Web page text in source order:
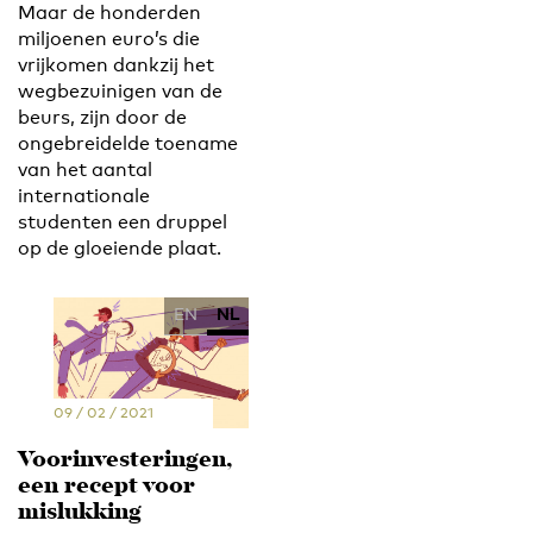
Maar de honderden
miljoenen euro’s die
vrijkomen dankzij het
wegbezuinigen van de
beurs, zijn door de
ongebreidelde toename
van het aantal
internationale
studenten een druppel
op de gloeiende plaat.
EN NL
09 / 02 / 2021
Voorinvesteringen,
een recept voor
mislukking